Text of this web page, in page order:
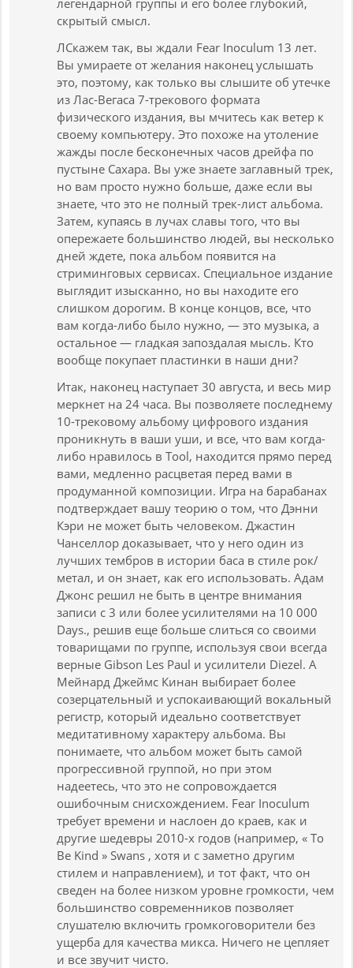
легендарной группы и его более глубокий,
скрытый смысл.
ЛСкажем так, вы ждали Fear Inoculum 13 лет.
Вы умираете от желания наконец услышать
это, поэтому, как только вы слышите об утечке
из Лас-Вегаса 7-трекового формата
физического издания, вы мчитесь как ветер к
своему компьютеру. Это похоже на утоление
жажды после бесконечных часов дрейфа по
пустыне Сахара. Вы уже знаете заглавный трек,
но вам просто нужно больше, даже если вы
знаете, что это не полный трек-лист альбома.
Затем, купаясь в лучах славы того, что вы
опережаете большинство людей, вы несколько
дней ждете, пока альбом появится на
стриминговых сервисах. Специальное издание
выглядит изысканно, но вы находите его
слишком дорогим. В конце концов, все, что
вам когда-либо было нужно, — это музыка, а
остальное — гладкая запоздалая мысль. Кто
вообще покупает пластинки в наши дни?
Итак, наконец наступает 30 августа, и весь мир
меркнет на 24 часа. Вы позволяете последнему
10-трековому альбому цифрового издания
проникнуть в ваши уши, и все, что вам когда-
либо нравилось в Tool, находится прямо перед
вами, медленно расцветая перед вами в
продуманной композиции. Игра на барабанах
подтверждает вашу теорию о том, что Дэнни
Кэри не может быть человеком. Джастин
Чанселлор доказывает, что у него один из
лучших тембров в истории баса в стиле рок/
метал, и он знает, как его использовать. Адам
Джонс решил не быть в центре внимания
записи с 3 или более усилителями на 10 000
Days., решив еще больше слиться со своими
товарищами по группе, используя свои всегда
верные Gibson Les Paul и усилители Diezel. А
Мейнард Джеймс Кинан выбирает более
созерцательный и успокаивающий вокальный
регистр, который идеально соответствует
медитативному характеру альбома. Вы
понимаете, что альбом может быть самой
прогрессивной группой, но при этом
надеетесь, что это не сопровождается
ошибочным снисхождением. Fear Inoculum
требует времени и наслоен до краев, как и
другие шедевры 2010-х годов (например, « To
Be Kind » Swans , хотя и с заметно другим
стилем и направлением), и тот факт, что он
сведен на более низком уровне громкости, чем
большинство современников позволяет
слушателю включить громкоговорители без
ущерба для качества микса. Ничего не цепляет
и все звучит чисто.